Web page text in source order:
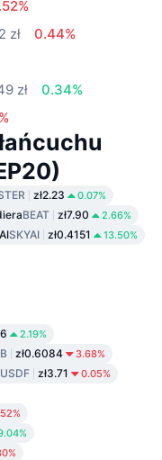
zł
0.44%
zł
0.34%
zł2.23 0.07%
BEAT zł7.90 2.66%
SKYAI zł0.4151 13.50%
2.19%
B zł0.6084 3.68%
USDF zł3.71 0.05%